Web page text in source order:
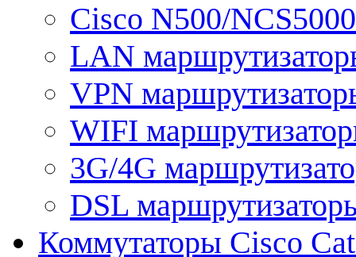
Cisco N500/
LAN
VPN
WIFI
3G/4G
DSL
Коммутаторы Cisco